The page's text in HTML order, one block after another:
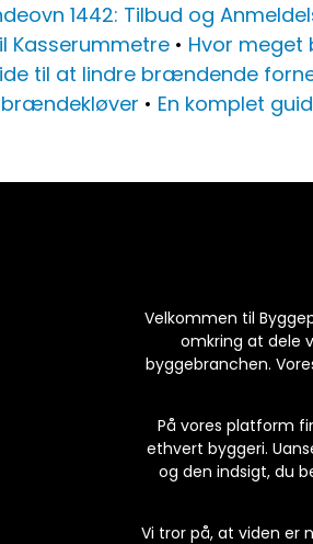
1442: Tilbud og
Kasserummetre • Hvor
til at lindre brændende
• En komplet
Velkommen til
omkring at dele
byggebranchen.
På vores platform
ethvert byggeri.
og den indsigt, du
Vi tror på, at viden er